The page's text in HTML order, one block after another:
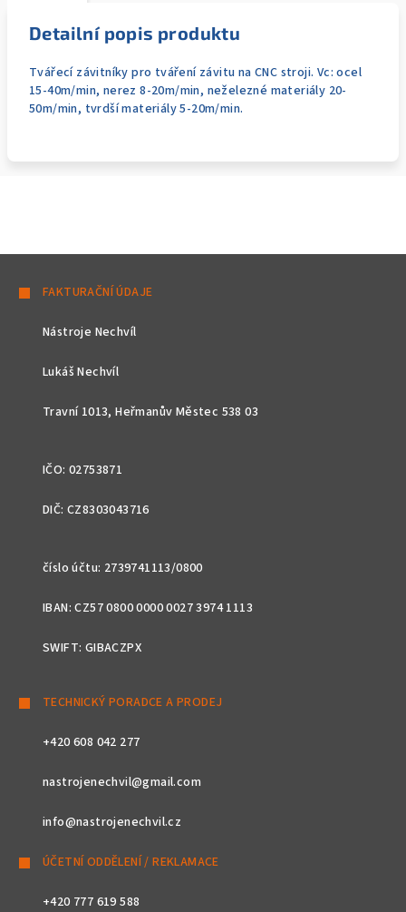
Detailní popis produktu
Tvářecí závitníky pro tváření závitu na CNC stroji. Vc: ocel
15-40m/min, nerez 8-20m/min, neželezné materiály 20-
50m/min, tvrdší materiály 5-20m/min.
FAKTURAČNÍ ÚDAJE
Nástroje Nechvíl
Lukáš Nechvíl
Travní 1013, Heřmanův Městec 538 03
IČO: 02753871
DIČ: CZ8303043716
číslo účtu: 2739741113/0800
IBAN: CZ57 0800 0000 0027 3974 1113
SWIFT: GIBACZPX
TECHNICKÝ PORADCE A PRODEJ
+420 608 042 277
nastrojenechvil@gmail.com
info@nastrojenechvil.cz
ÚČETNÍ ODDĚLENÍ / REKLAMACE
+420 777 619 588